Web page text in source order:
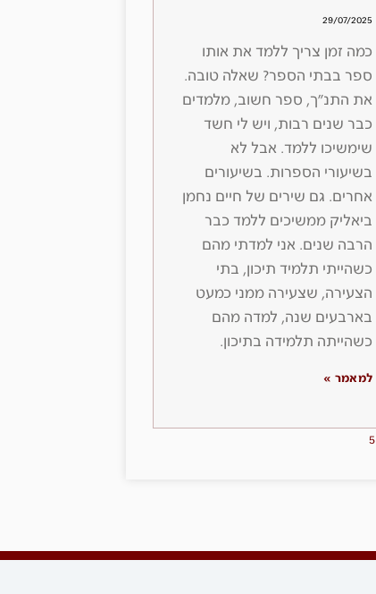
29/07/2025
כמה זמן צריך ללמד את אותו
ספר בבתי הספר? שאלה טובה.
את התנ״ך, ספר חשוב, מלמדים
כבר שנים רבות, ויש לי חשד
שימשיכו ללמד. אבל לא
בשיעורי הספרות. בשיעורים
אחרים. גם שירים של חיים נחמן
ביאליק ממשיכים ללמד כבר
הרבה שנים. אני למדתי מהם
כשהייתי תלמיד תיכון, בתי
הצעירה, שצעירה ממני כמעט
בארבעים שנה, למדה מהם
כשהייתה תלמידה בתיכון.
למאמר »
5